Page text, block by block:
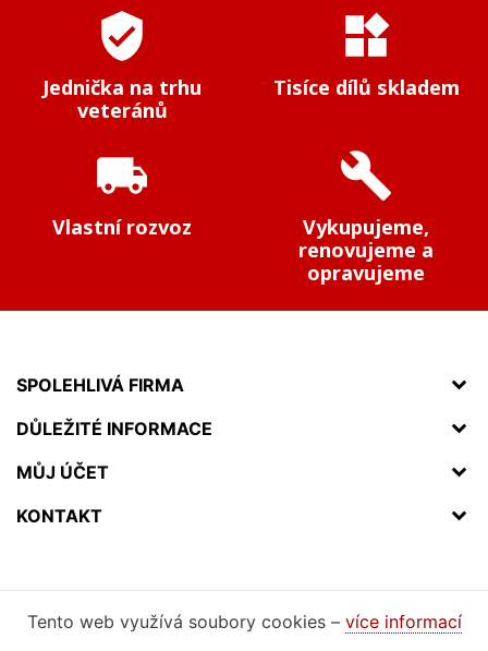
verified_user
Jednička na trhu
veteránů
widgets
Tisíce dílů skladem
local_shipping
Vlastní rozvoz
build
Vykupujeme,
renovujeme a
opravujeme
SPOLEHLIVÁ FIRMA
DŮLEŽITÉ INFORMACE
MŮJ ÚČET
KONTAKT
Tento web využívá soubory cookies – více informací